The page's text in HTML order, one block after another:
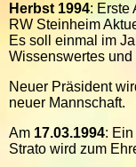
Herbst 1994: Erste
RW Steinheim
Es soll einmal im
Wissenswertes
Neuer Präsident
neuer Mannschaft.
Am 17.03.1994:
Strato wird zum